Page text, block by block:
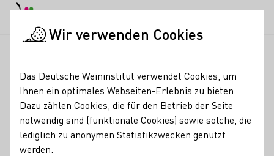
Sitemap
Unser Wein
Rebsorten
Weinerzeugnisse
Wir verwenden Cookies
Das Deutsche Weininstitut verwendet Cookies, um
Ihnen ein optimales Webseiten-Erlebnis zu bieten.
Dazu zählen Cookies, die für den Betrieb der Seite
notwendig sind (funktionale Cookies) sowie solche, die
lediglich zu anonymen Statistikzwecken genutzt
werden.